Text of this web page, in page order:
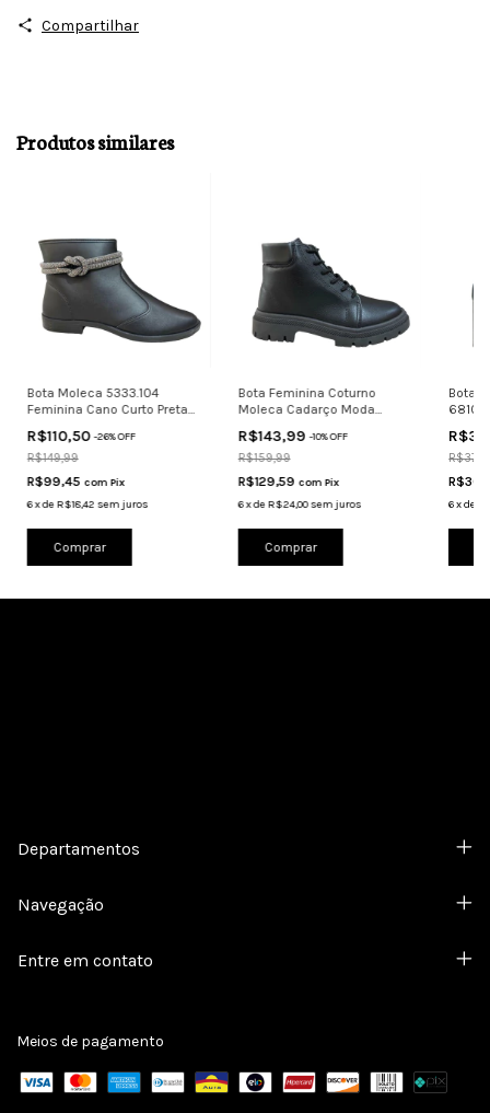
Compartilhar
Produtos similares
Bota Moleca 5333.104
Feminina Cano Curto Preta
R$110,50-26%OFF
R$149,99
R$99,45 com Pix
6xdeR$18,42 sem juros
Comprar
Bota Feminina Coturno
Moleca Cadarço Moda
R$143,99-10%OFF
R$159,99
R$129,59 com Pix
6xdeR$24,00 sem juros
Comprar
Bota
68103
6xde
Departamentos
Navegação
Entre em contato
Meios de pagamento